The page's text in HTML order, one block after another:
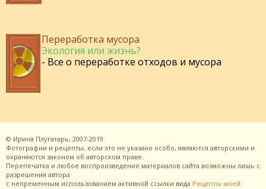
Переработка мусора
Экология или жизнь?
- Все о переработке отходов и мусора
© Ирина Плугатарь, 2007-2019.
Фотографии и рецепты, если это не указано особо, являются авторскими и
охраняются законом об авторском праве.
Перепечатка и любое воспроизведение материалов сайта возможны лишь с
разрешения автора
с непременным использованием активной ссылки вида Рецепты моей